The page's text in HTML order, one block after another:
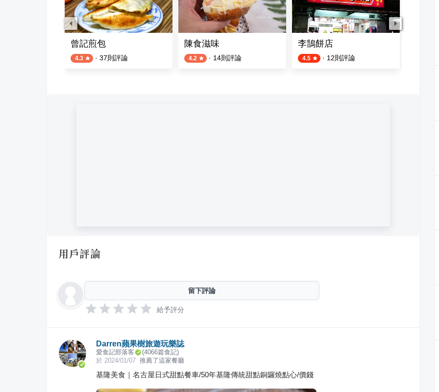
曾記煎包
4.3 · 37則評論
陳食滋味
4.2 · 14則評論
李鵠餅店
4.5 · 12則評論
好吃
用戶評論
留下評論
給予評分
Darren蘋果樹旅遊玩樂誌
愛食記部落客 (4066篇食記)
於 2024/01/07 推薦了這家餐廳
基隆美食｜名古屋日式甜點餐車/50年基隆傳統甜點銅鑼燒點心/價錢